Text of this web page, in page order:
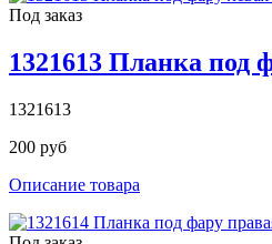
Под заказ
1321613 Планка под
1321613
200 руб
Описание товара